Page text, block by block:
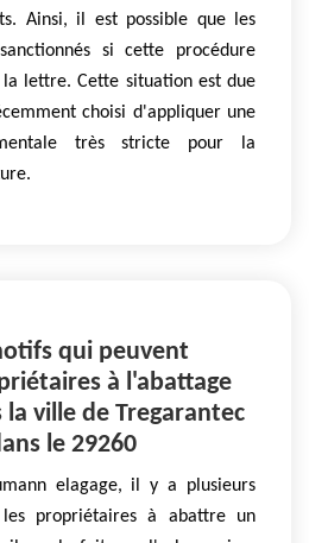
Ainsi, il est possible que les
si cette procédure
la lettre. Cette situation est due
choisi d'appliquer une
très stricte pour la
qui peuvent
à l'abattage
ville de Tregarantec
le 29260
elagage, il y a plusieurs
propriétaires à abattre un